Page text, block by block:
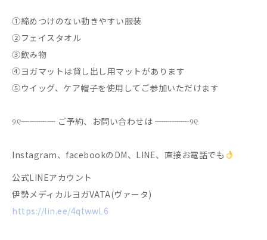
①締めつけのない動きやすい服装
②フェイスタオル
③飲み物
④ヨガマットは貸し出し用マットがあります
⑤ウイッグ、ケア帽子を使用してご参加いただけます
୨୧┈┈┈┈ ご予約、お問い合わせは ┈┈┈┈୨୧
Instagram、facebookのDM、LINE、直接お電話でも
公式LINEアカウント
伊勢メディカルヨガVATA(ヴァータ)
https://lin.ee/4qtwwL6